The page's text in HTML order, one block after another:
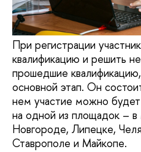
При регистрации
квалификацию и решить
прошедшие
основной этап. Он
нем участие можно
на одной из площадок –
Новгороде, Липецке,
Ставрополе и Майкопе.